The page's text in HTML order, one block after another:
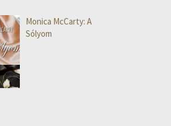
Monica McCarty: A
Sólyom